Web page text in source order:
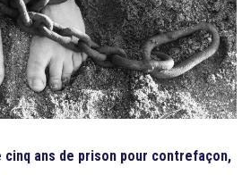
cinq ans de prison pour contrefaçon,